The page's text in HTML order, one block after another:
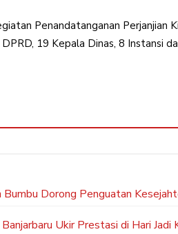
Penandatanganan Perjanjian
19 Kepala Dinas, 8 Instansi
Dorong Penguatan
Ukir Prestasi di Hari Jadi